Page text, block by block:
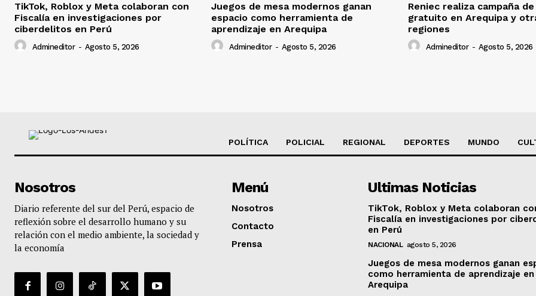
TikTok, Roblox y Meta colaboran con
Fiscalía en investigaciones por
ciberdelitos en Perú
Admineditor - Agosto 5, 2026
Juegos de mesa modernos ganan
espacio como herramienta de
aprendizaje en Arequipa
Admineditor - Agosto 5, 2026
Reniec realiza campaña de
gratuito en Arequipa y
regiones
Admineditor - Agosto 5, 2026
POLÍTICA POLICIAL REGIONAL DEPORTES MUNDO
Nosotros
Diario referente del sur del Perú, espacio de
reflexión sobre el desarrollo humano y su
relación con el medio ambiente, la sociedad y
la economía
Menú
Nosotros
Contacto
Prensa
Ultimas Noticias
TikTok, Roblox y Meta colaboran
Fiscalía en investigaciones por
en Perú
NACIONAL agosto 5, 2026
Juegos de mesa modernos ganan
como herramienta de aprendizaje en
Arequipa